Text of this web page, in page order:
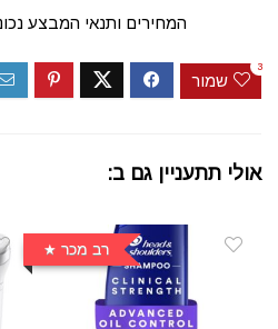
המחירים ותנאי המבצע
שמור
3
אולי תתעניין גם ב:
רב מכר